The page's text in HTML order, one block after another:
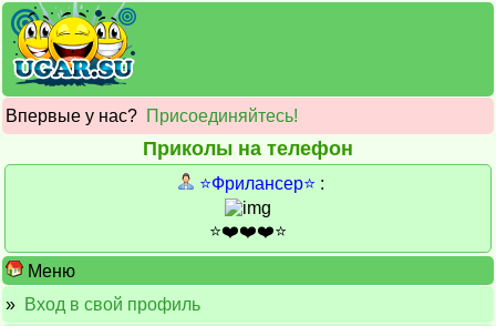
Впервые у нас? Присоединяйтесь!
Приколы на телефон
⭐️Фрилансер⭐️ :
⭐️❤️❤️❤️⭐️
Меню
» Вход в свой профиль